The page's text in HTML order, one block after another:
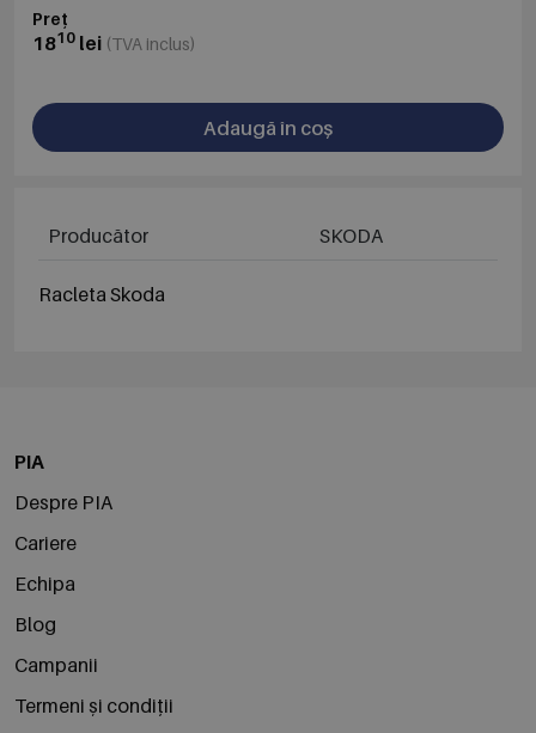
Preț
1810 lei (TVA inclus)
Adaugă în coș
Producător SKODA
Racleta Skoda
PIA
Despre PIA
Cariere
Echipa
Blog
Campanii
Termeni și condiții